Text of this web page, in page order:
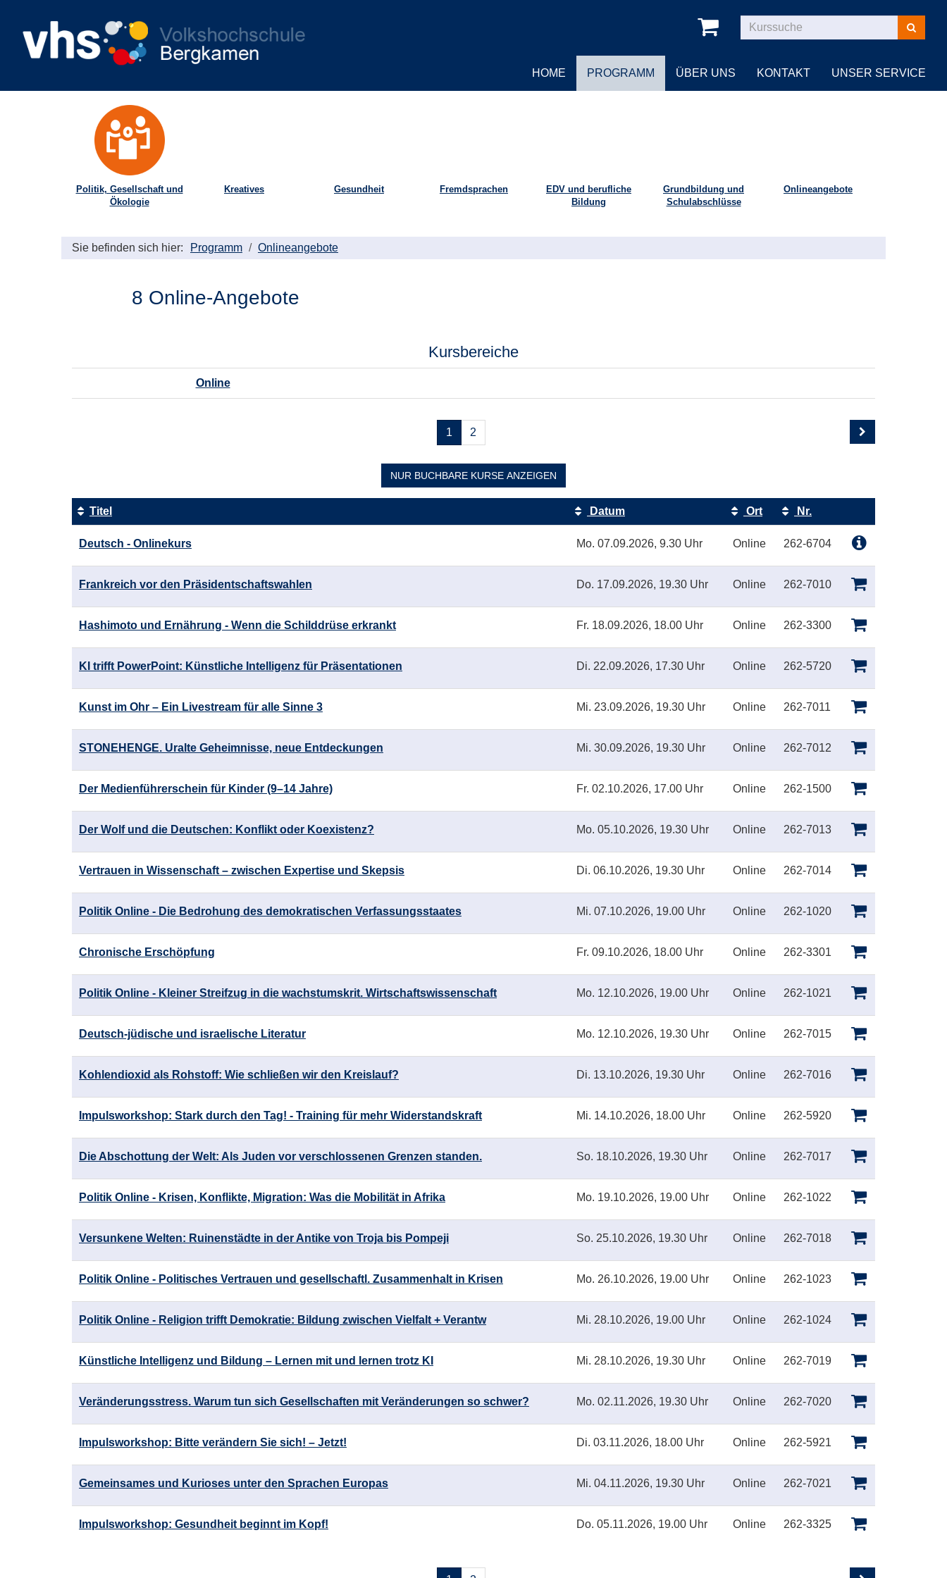
Kurse
suchen
HOME PROGRAMM ÜBER UNS KONTAKT UNSER SERVICE
Politik, Gesellschaft und
Ökologie
Kreatives Gesundheit Fremdsprachen
EDV und berufliche
Bildung
Grundbildung und
Schulabschlüsse
Onlineangebote
Sie befinden sich hier: Programm Onlineangebote
8 Online-Angebote
Kursbereiche
Online
Seiten
blättern
1 2
NUR BUCHBARE KURSE ANZEIGEN
Tabellenüberschriften
sortiert
werden.
Titel Datum Ort
Nr.
Kursstatus
Deutsch - Onlinekurs
Mo. 07.09.2026, 9.30 Uhr Online 262-6704
Frankreich vor den Präsidentschaftswahlen Do. 17.09.2026, 19.30 Uhr Online 262-7010
Hashimoto und Ernährung - Wenn die Schilddrüse erkrankt Fr. 18.09.2026, 18.00 Uhr Online 262-3300
KI trifft PowerPoint: Künstliche Intelligenz für Präsentationen Di. 22.09.2026, 17.30 Uhr Online 262-5720
Kunst im Ohr – Ein Livestream für alle Sinne 3 Mi. 23.09.2026, 19.30 Uhr Online 262-7011
STONEHENGE. Uralte Geheimnisse, neue Entdeckungen Mi. 30.09.2026, 19.30 Uhr Online 262-7012
Der Medienführerschein für Kinder (9–14 Jahre) Fr. 02.10.2026, 17.00 Uhr Online 262-1500
Der Wolf und die Deutschen: Konflikt oder Koexistenz? Mo. 05.10.2026, 19.30 Uhr Online 262-7013
Vertrauen in Wissenschaft – zwischen Expertise und Skepsis Di. 06.10.2026, 19.30 Uhr Online 262-7014
Politik Online - Die Bedrohung des demokratischen Verfassungsstaates Mi. 07.10.2026, 19.00 Uhr Online 262-1020
Chronische Erschöpfung Fr. 09.10.2026, 18.00 Uhr Online 262-3301
Politik Online - Kleiner Streifzug in die wachstumskrit. Wirtschaftswissenschaft Mo. 12.10.2026, 19.00 Uhr Online 262-1021
Deutsch-jüdische und israelische Literatur Mo. 12.10.2026, 19.30 Uhr Online 262-7015
Kohlendioxid als Rohstoff: Wie schließen wir den Kreislauf? Di. 13.10.2026, 19.30 Uhr Online 262-7016
Impulsworkshop: Stark durch den Tag! - Training für mehr Widerstandskraft Mi. 14.10.2026, 18.00 Uhr Online 262-5920
Die Abschottung der Welt: Als Juden vor verschlossenen Grenzen standen. So. 18.10.2026, 19.30 Uhr Online 262-7017
Politik Online - Krisen, Konflikte, Migration: Was die Mobilität in Afrika Mo. 19.10.2026, 19.00 Uhr Online 262-1022
Versunkene Welten: Ruinenstädte in der Antike von Troja bis Pompeji So. 25.10.2026, 19.30 Uhr Online 262-7018
Politik Online - Politisches Vertrauen und gesellschaftl. Zusammenhalt in Krisen Mo. 26.10.2026, 19.00 Uhr Online 262-1023
Politik Online - Religion trifft Demokratie: Bildung zwischen Vielfalt + Verantw Mi. 28.10.2026, 19.00 Uhr Online 262-1024
Künstliche Intelligenz und Bildung – Lernen mit und lernen trotz KI Mi. 28.10.2026, 19.30 Uhr Online 262-7019
Veränderungsstress. Warum tun sich Gesellschaften mit Veränderungen so schwer? Mo. 02.11.2026, 19.30 Uhr Online 262-7020
Impulsworkshop: Bitte verändern Sie sich! – Jetzt! Di. 03.11.2026, 18.00 Uhr Online 262-5921
Gemeinsames und Kurioses unter den Sprachen Europas Mi. 04.11.2026, 19.30 Uhr Online 262-7021
Impulsworkshop: Gesundheit beginnt im Kopf! Do. 05.11.2026, 19.00 Uhr Online 262-3325
Seiten